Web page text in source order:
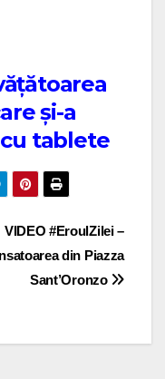
și-a
tablete
VIDEO #EroulZilei –
din Piazza
Sant’Oronzo